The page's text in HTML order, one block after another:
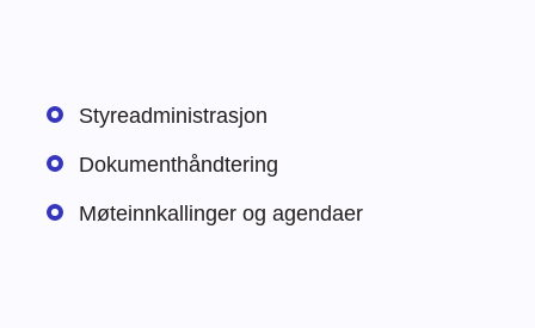
Styreadministrasjon
Dokumenthåndtering
Møteinnkallinger og agendaer